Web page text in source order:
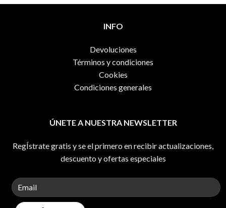
INFO
Devoluciones
Términos y condiciones
Cookies
Condiciones generales
ÚNETE A NUESTRA NEWSLETTER
RegÍstrate gratis y se el primero en recibir actualizaciones,
descuento y ofertas especiales